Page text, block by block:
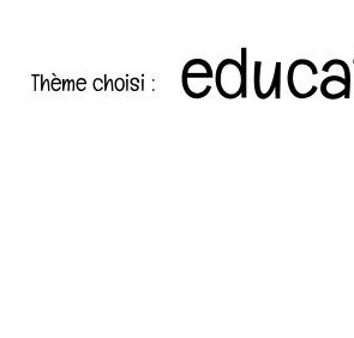
Thème choisi :